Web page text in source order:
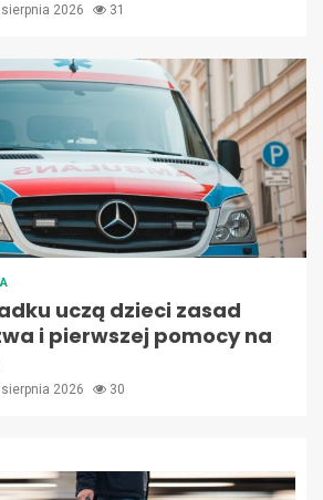
sierpnia 2026 31
uczą dzieci zasad
i pierwszej pomocy na
sierpnia 2026 30